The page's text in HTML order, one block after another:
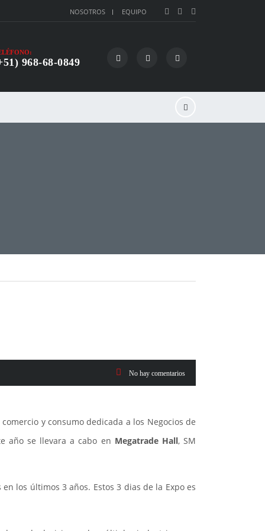
NOSOTROS EQUIPO
968-68-0849
No hay comentarios
y consumo dedicada a los Negocios de
año se llevara a cabo en Megatrade Hall, SM
los últimos 3 años. Estos 3 dias de la Expo es